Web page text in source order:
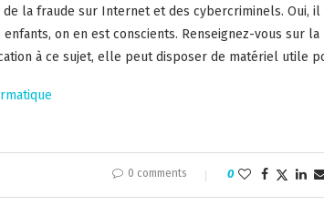
de la fraude sur Internet et des cybercriminels. Oui,
enfants, on en est conscients. Renseignez-vous sur
à ce sujet, elle peut disposer de matériel utile
0 comments 0